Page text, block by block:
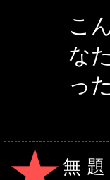
こ
な
っ
無題